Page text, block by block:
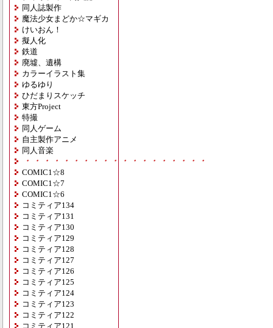
同人誌製作
魔法少女まどか☆マギカ
けいおん！
擬人化
鉄道
廃墟、遺構
カラーイラスト集
ゆるゆり
ひだまりスケッチ
東方Project
特撮
同人ゲーム
自主製作アニメ
同人音楽
・・・・・・・・・・・・・・・・・・・
COMIC1☆8
COMIC1☆7
COMIC1☆6
コミティア134
コミティア131
コミティア130
コミティア129
コミティア128
コミティア127
コミティア126
コミティア125
コミティア124
コミティア123
コミティア122
コミティア121